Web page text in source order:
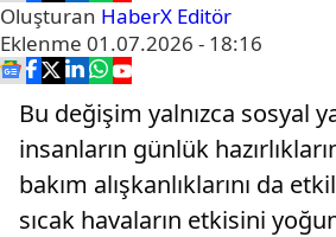
Oluşturan HaberX Editör
Eklenme 01.07.2026 - 18:16
Bu değişim yalnızca sosyal
insanların günlük
bakım alışkanlıklarını da
sıcak havaların etkisini